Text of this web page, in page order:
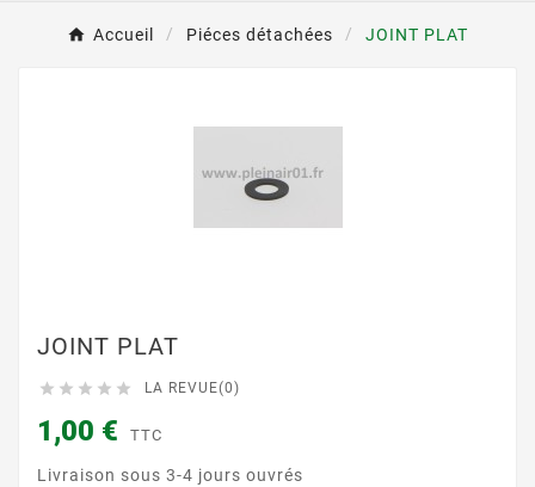
Accueil Piéces détachées JOINT PLAT
JOINT PLAT
     LA REVUE(0)
1,00 € TTC
Livraison sous 3-4 jours ouvrés